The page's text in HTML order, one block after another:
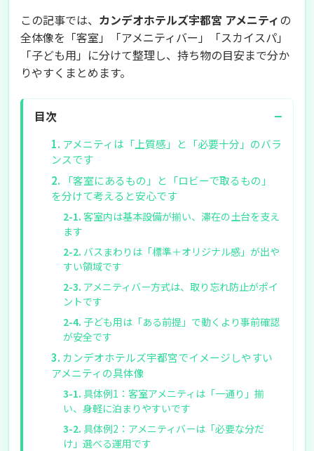
この記事では、 カンデオホテルズ宇都宮 アメニティの
全体像を「客室」「アメニティバー」「スカイスパ」
「子ども用」に分けて整理し、持ち物の目安まで分か
りやすくまとめます。
目次 −
アメニティは「上質感」と「必要十分」のバラ
ンスです
「客室にあるもの」と「ロビーで取るもの」
を分けて考えると安心です
客室内は基本設備が揃い、滞在の土台を支え
ます
バスまわりは「標準＋オリジナル感」が出や
すい領域です
アメニティバー方式は、取り忘れ防止がポイ
ントです
子ども用は「ある前提」で動くより事前確認
が安全です
カンデオホテルズ宇都宮でイメージしやすい
アメニティの具体像
具体例1：客室アメニティは「一通り」揃
い、身軽に泊まりやすいです
具体例2：アメニティバーは「必要な分だ
け」選べる運用です